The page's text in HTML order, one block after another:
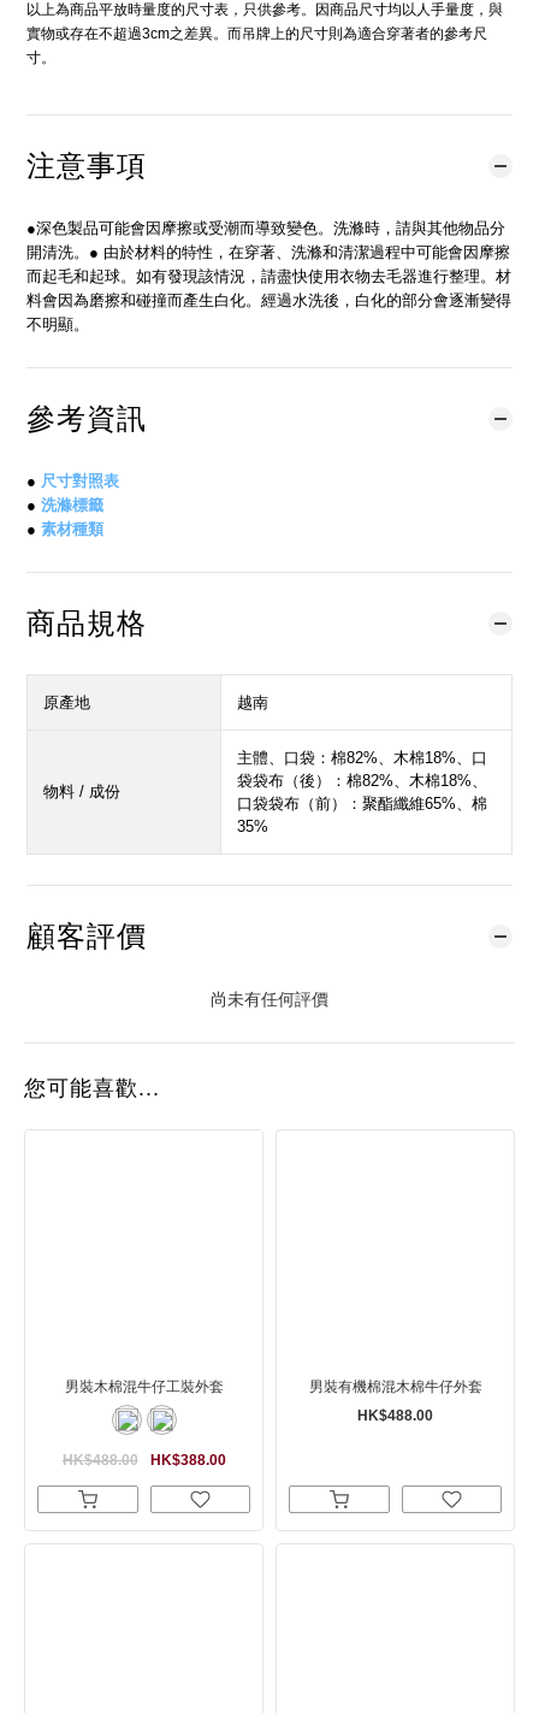
以上為商品平放時量度的尺寸表，只供參考。因商品尺寸均以人手量度，與
實物或存在不超過3cm之差異。而吊牌上的尺寸則為適合穿著者的參考尺
寸。
注意事項
●深色製品可能會因摩擦或受潮而導致變色。洗滌時，請與其他物品分
開清洗。● 由於材料的特性，在穿著、洗滌和清潔過程中可能會因摩擦
而起毛和起球。如有發現該情況，請盡快使用衣物去毛器進行整理。材
料會因為磨擦和碰撞而產生白化。經過水洗後，白化的部分會逐漸變得
不明顯。
參考資訊
● 尺寸對照表
● 洗滌標籤
● 素材種類
商品規格
原產地 越南
物料 / 成份
主體、口袋：棉82%、木棉18%、口
袋袋布（後）：棉82%、木棉18%、
口袋袋布（前）：聚酯纖維65%、棉
35%
顧客評價
尚未有任何評價
您可能喜歡...
男裝木棉混牛仔工裝外套
HK$388.00
HK$488.00
男裝有機棉混木棉牛仔外套
HK$488.00